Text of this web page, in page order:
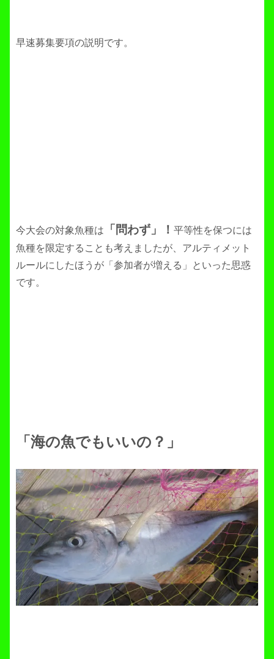
早速募集要項の説明です。
今大会の対象魚種は 「問わず」！ 平等性を保つには
魚種を限定することも考えましたが、アルティメット
ルールにしたほうが「参加者が増える」といった思惑
です。
「海の魚でもいいの？」